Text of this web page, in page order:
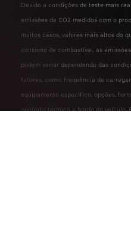
Devido a condições de teste mais
emissões de CO2 medidos com o
muitos casos, valores mais altos do
consumo de combustível, as
podem variar dependendo das
fatores, como: frequência de
equipamento específico, opções,
conforto térmico a bordo do veículo.